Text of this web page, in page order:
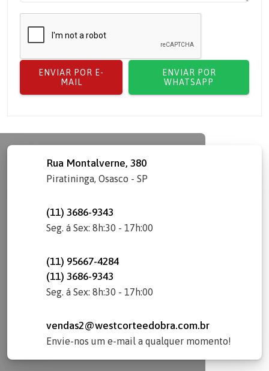
ENVIAR POR E-
MAIL
ENVIAR POR
WHATSAPP
Rua Montalverne, 380
Piratininga, Osasco - SP
(11) 3686-9343
Seg. á Sex: 8h:30 - 17h:00
(11) 95667-4284
(11) 3686-9343
Seg. á Sex: 8h:30 - 17h:00
vendas2@westcorteedobra.com.br
Envie-nos um e-mail a qualquer momento!